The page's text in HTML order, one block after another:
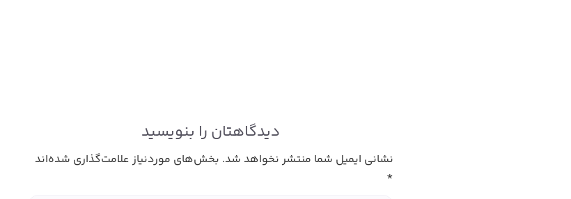
دیدگاهتان را بنویسید
نشانی ایمیل شما منتشر نخواهد شد. بخش‌های موردنیاز علامت‌گذاری شده‌اند
*